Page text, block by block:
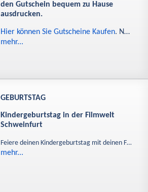
den Gutschein bequem zu Hause
ausdrucken.
Hier können Sie Gutscheine Kaufen. N…
mehr...
GEBURTSTAG
Kindergeburtstag in der Filmwelt
Schweinfurt
Feiere deinen Kindergeburtstag mit deinen F…
mehr...